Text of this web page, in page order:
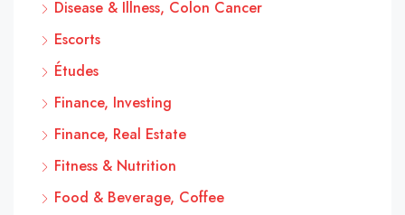
Disease & Illness, Colon Cancer
Escorts
Études
Finance, Investing
Finance, Real Estate
Fitness & Nutrition
Food & Beverage, Coffee